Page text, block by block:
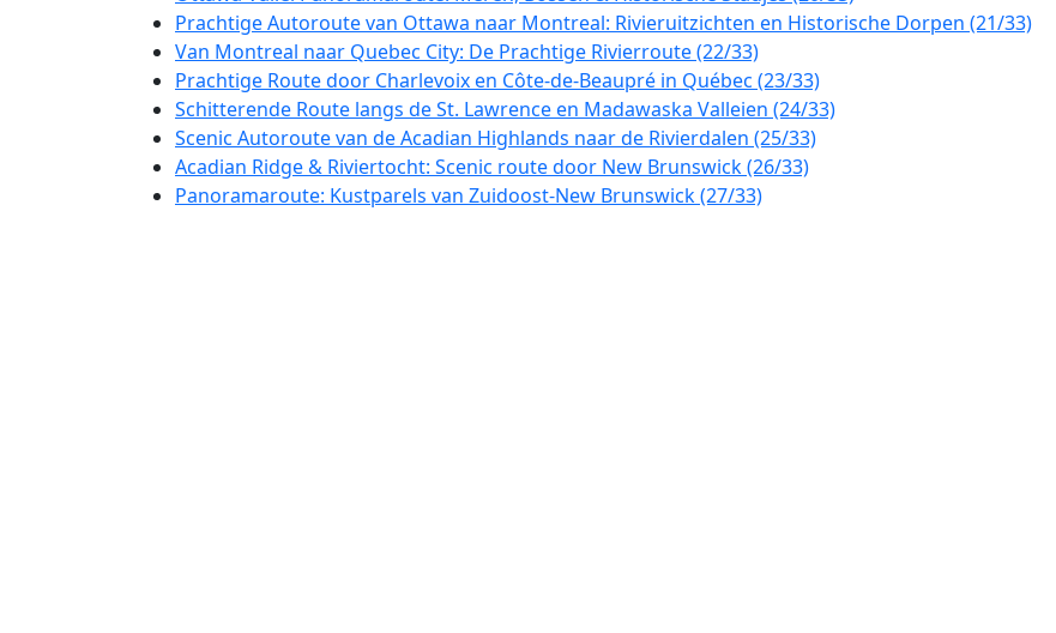
Prachtige Autoroute van Ottawa naar Montreal: Rivieruitzichten en Historische Dorpen (21/33)
Van Montreal naar Quebec City: De Prachtige Rivierroute (22/33)
Prachtige Route door Charlevoix en Côte-de-Beaupré in Québec (23/33)
Schitterende Route langs de St. Lawrence en Madawaska Valleien (24/33)
Scenic Autoroute van de Acadian Highlands naar de Rivierdalen (25/33)
Acadian Ridge & Riviertocht: Scenic route door New Brunswick (26/33)
Panoramaroute: Kustparels van Zuidoost-New Brunswick (27/33)